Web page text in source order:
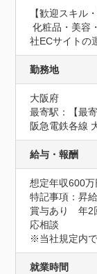
【歓迎スキル
化粧品・美容・女性向け商材・健康食品業界などでの自
社ECサイトの
勤務地
大阪府
最寄駅：【最
阪急電鉄各線
給与・報酬
想定年収600
特記事項：昇
賞与あり　年2
応相談
※当社規定内
就業時間